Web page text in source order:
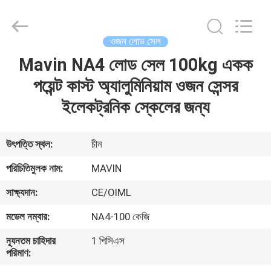
বাড়ি
ভিডিও
সম্বন্ধে
কারখানা
Co.,Limited.
ওজন লোড সেল
Mavin NA4 লোড সেল 100kg একক
পয়েন্ট কাস্ট অ্যালুমিনিয়াম ওজন সেন্সর
ইলেকট্রনিক স্কেলের জন্য
উৎপত্তি স্থল:
চীন
পরিচিতিমুলক নাম:
MAVIN
সাক্ষ্যদান:
CE/OIML
মডেল নম্বার:
NA4-100 কেজি
ন্যূনতম চাহিদার
পরিমাণ:
1 পিসিএস